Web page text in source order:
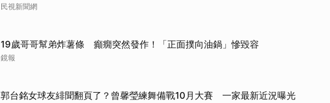
民視新聞網
19歲哥哥幫弟炸薯條 癲癇突然發作！「正面撲向油鍋」慘毀容
鏡報
郭台銘女球友緋聞翻頁了？曾馨瑩練舞備戰10月大賽 一家最新近況曝光